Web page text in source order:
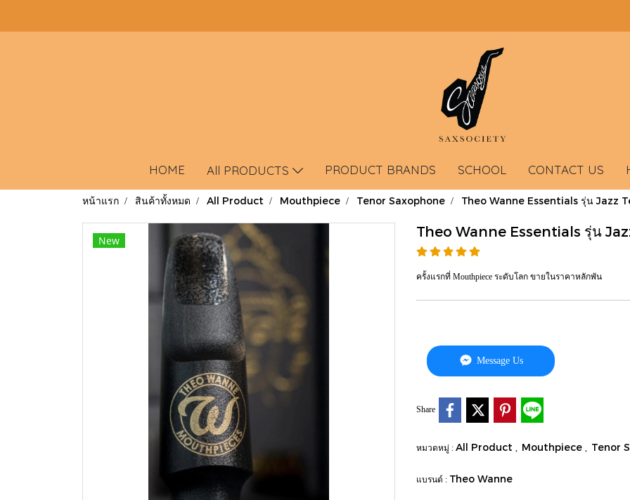
HOME All PRODUCTS PRODUCT BRANDS SCHOOL CONTACT US
หน้าแรก สินค้าทั้งหมด All Product Mouthpiece Tenor Saxophone Theo Wanne Essentials รุ่น Jazz
New
Theo Wanne Essentials รุ่น
ครั้งแรกที่ Mouthpiece ระดับโลก ขายในราคาหลักพัน
Message Us
Share
หมวดหมู่ : All Product , Mouthpiece , Tenor
แบรนด์ : Theo Wanne